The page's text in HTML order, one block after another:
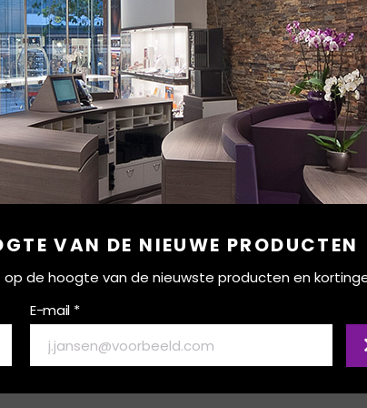
VAN DE NIEUWE PRODUCTEN
op de hoogte van de nieuwste producten en
E-mail *